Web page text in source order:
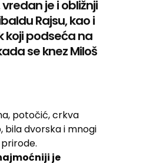
je i obližnji
Rajsu, kao i
koji podseća na
se knez Miloš
potočić, crkva
bila dvorska i mnogi
je